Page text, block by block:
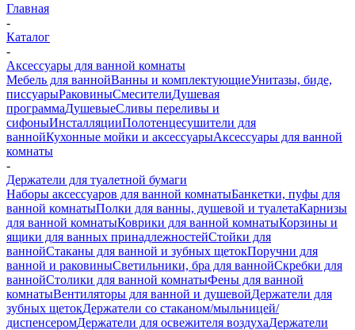
Главная
-
Каталог
-
Аксессуары для ванной комнаты
Мебель для ваннойВанны и комплектующиеУнитазы, биде,
писсуарыРаковиныСмесителиДушевая
программаДушевыеСливы переливы и
сифоныИнсталляцииПолотенцесушители для
ваннойКухонные мойки и аксессуарыАксессуары для ванной
комнаты
-
Держатели для туалетной бумаги
Наборы аксессуаров для ванной комнатыБанкетки, пуфы для
ванной комнатыПолки для ванны, душевой и туалетаКарнизы
для ванной комнатыКоврики для ванной комнатыКорзины и
ящики для ванных принадлежностейСтойки для
ваннойСтаканы для ванной и зубных щетокПоручни для
ванной и раковиныСветильники, бра для ваннойСкребки для
ваннойСтолики для ванной комнатыФены для ванной
комнатыВентиляторы для ванной и душевойДержатели для
зубных щетокДержатели со стаканом/мыльницей/
диспенсеромДержатели для освежителя воздухаДержатели